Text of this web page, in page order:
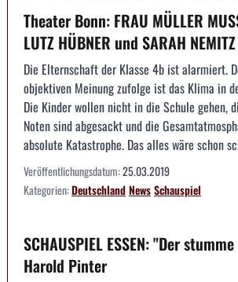
Theater Bonn: FRAU MÜLLER
LUTZ HÜBNER und SARAH NEMITZ
Die Elternschaft der Klasse 4b ist alarmiert.
objektiven Meinung zufolge ist das Klima in
Die Kinder wollen nicht in die Schule gehen,
Noten sind abgesackt und die
absolute Katastrophe. Das alles wäre schon
Veröffentlichungsdatum:25.03.2019
Kategorien:DeutschlandNewsSchauspiel
SCHAUSPIEL ESSEN: "Der
Harold Pinter